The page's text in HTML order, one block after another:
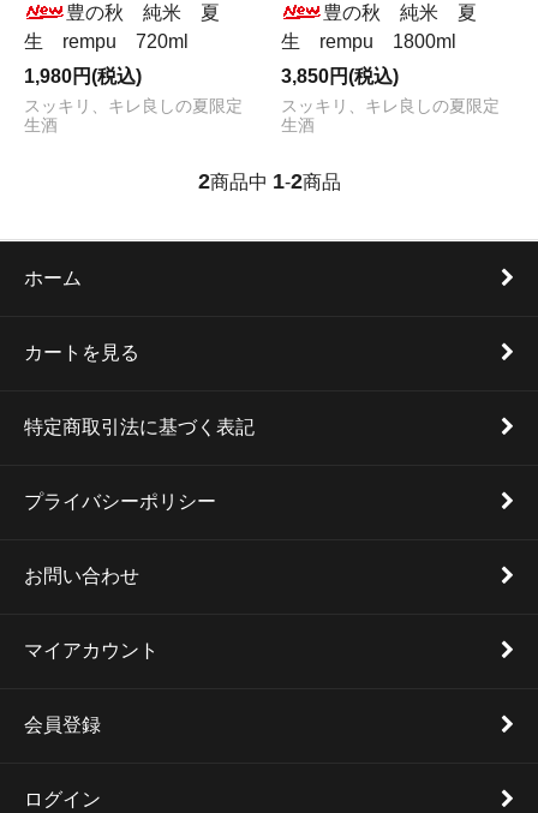
豊の秋 純米 夏
生 rempu 720ml
1,980円(税込)
スッキリ、キレ良しの夏限定
生酒
豊の秋 純米 夏
生 rempu 1800ml
3,850円(税込)
スッキリ、キレ良しの夏限定
生酒
2商品中 1-2商品
ホーム
カートを見る
特定商取引法に基づく表記
プライバシーポリシー
お問い合わせ
マイアカウント
会員登録
ログイン